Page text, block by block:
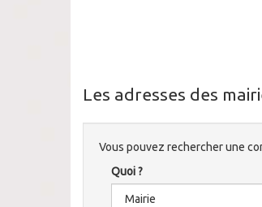
Les adresses des
Vous pouvez rechercher une
Quoi ?